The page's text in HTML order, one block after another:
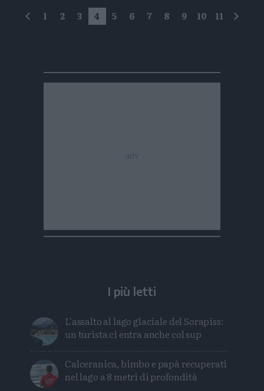
precedente
1 2 3 4 5 6 7 8 9 10 11
I più letti
L'assalto al lago glaciale del Sorapiss:
un turista ci entra anche col sup
Calceranica, bimbo e papà recuperati
nel lago a 8 metri di profondità